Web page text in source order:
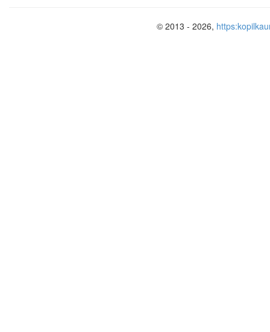
© 2013 - 2026,